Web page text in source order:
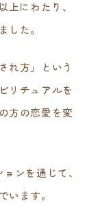
上にわたり、
た。
れ方」という
リチュアルを
方の恋愛を変
ンを通じて、
ます。